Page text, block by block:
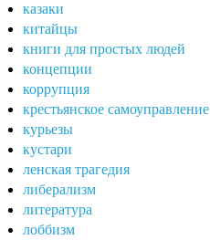
казаки
китайцы
книги для простых людей
концепции
коррупция
крестьянское самоуправление
курьезы
кустари
ленская трагедия
либерализм
литература
лоббизм